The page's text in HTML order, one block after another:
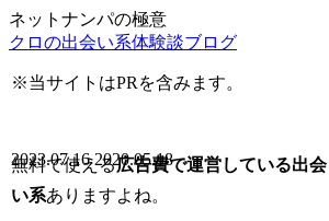
ネットナンパの極意
クロの出会い系体験談ブログ
※当サイトはPRを含みます。
2023.07.16 2020.05.18
無料で使える広告費で運営している出会
い系ありますよね。